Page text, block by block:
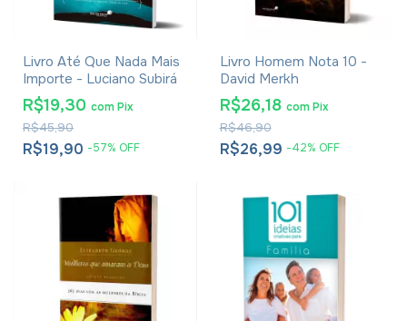
Livro Até Que Nada Mais
Importe - Luciano Subirá
R$19,90 -57% OFF
R$45,90
R$19,30 comPix
Livro Homem Nota 10 -
David Merkh
R$26,99 -42% OFF
R$46,90
R$26,18 com Pix